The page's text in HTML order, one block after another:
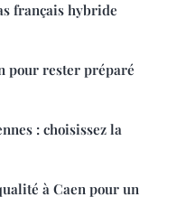
français hybride
pour rester préparé
: choisissez la
à Caen pour un